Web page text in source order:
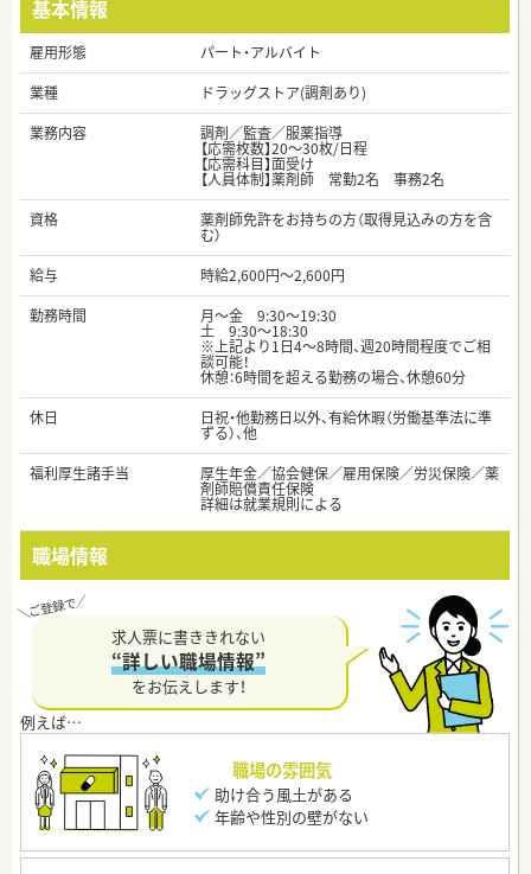
基本情報
雇用形態
パート・アルバイト
業種
ドラッグストア(調剤あり)
業務内容
調剤／監査／服薬指導
【応需枚数】20～30枚/日程
【応需科目】面受け
【人員体制】薬剤師 常勤2名 事務2名
資格
薬剤師免許をお持ちの方（取得見込みの方を含
む）
給与
時給2,600円～2,600円
勤務時間
月～金 9:30～19:30
土 9:30～18:30
※上記より1日4～8時間、週20時間程度でご相
談可能！
休憩：6時間を超える勤務の場合、休憩60分
休日
日祝・他勤務日以外、有給休暇（労働基準法に準
ずる）、他
福利厚生諸手当
厚生年金／協会健保／雇用保険／労災保険／薬
剤師賠償責任保険
詳細は就業規則による
職場情報
求人票に書ききれない
“詳しい職場情報”
をお伝えします！
職場の雰囲気
助け合う風土がある
年齢や性別の壁がない